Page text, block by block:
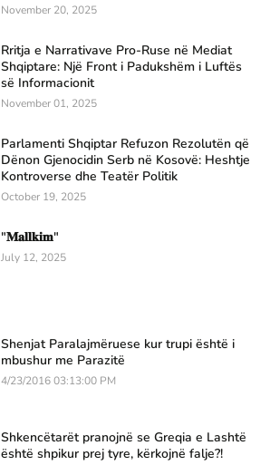
November 20, 2025
Rritja e Narrativave Pro-Ruse në Mediat
Shqiptare: Një Front i Padukshëm i Luftës
së Informacionit
November 01, 2025
Parlamenti Shqiptar Refuzon Rezolutën që
Dënon Gjenocidin Serb në Kosovë: Heshtje
Kontroverse dhe Teatër Politik
October 19, 2025
"𝐌𝐚𝐥𝐥𝐤𝐢𝐦"
July 12, 2025
Shenjat Paralajmëruese kur trupi është i
mbushur me Parazitë
4/23/2016 03:13:00 PM
Shkencëtarët pranojnë se Greqia e Lashtë
është shpikur prej tyre, kërkojnë falje?!